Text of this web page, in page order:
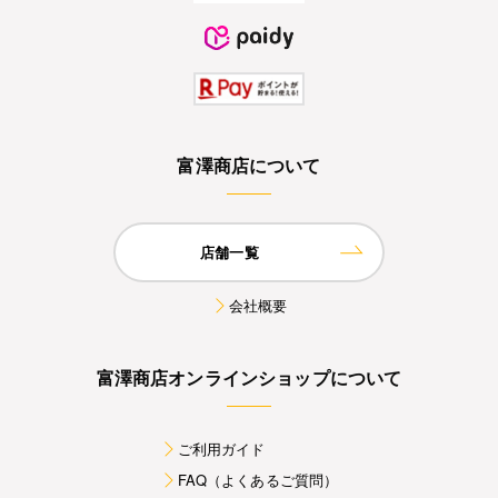
富澤商店について
店舗一覧
会社概要
富澤商店オンラインショップについて
ご利用ガイド
FAQ（よくあるご質問）